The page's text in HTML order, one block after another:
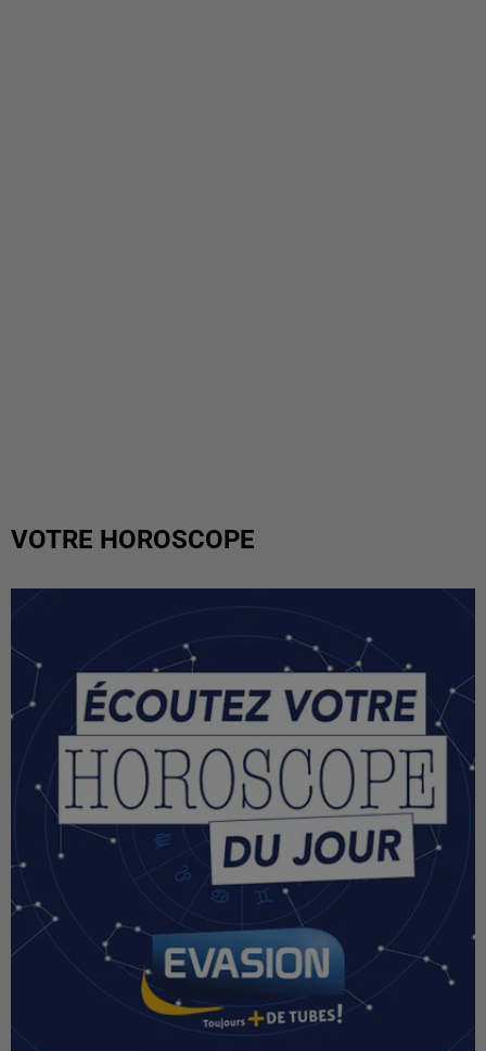
VOTRE HOROSCOPE